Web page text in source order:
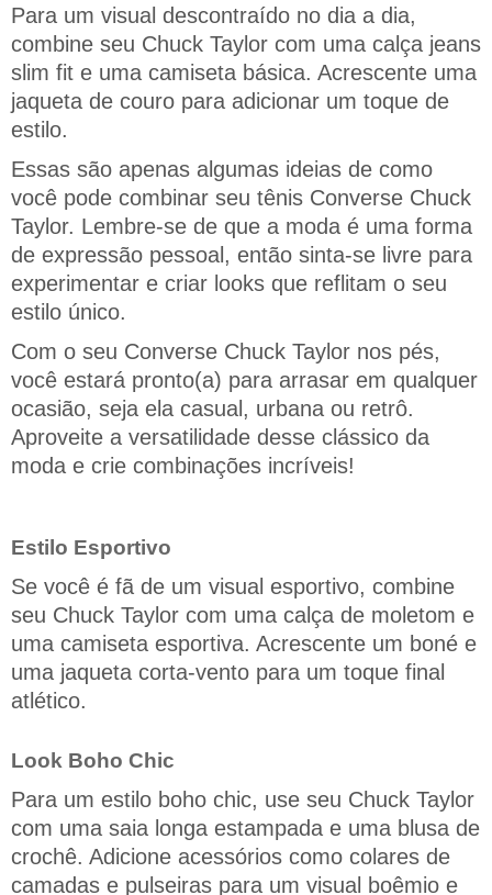
Para um visual descontraído no dia a dia,
combine seu Chuck Taylor com uma calça jeans
slim fit e uma camiseta básica. Acrescente uma
jaqueta de couro para adicionar um toque de
estilo.
Essas são apenas algumas ideias de como
você pode combinar seu tênis Converse Chuck
Taylor. Lembre-se de que a moda é uma forma
de expressão pessoal, então sinta-se livre para
experimentar e criar looks que reflitam o seu
estilo único.
Com o seu Converse Chuck Taylor nos pés,
você estará pronto(a) para arrasar em qualquer
ocasião, seja ela casual, urbana ou retrô.
Aproveite a versatilidade desse clássico da
moda e crie combinações incríveis!
Estilo Esportivo
Se você é fã de um visual esportivo, combine
seu Chuck Taylor com uma calça de moletom e
uma camiseta esportiva. Acrescente um boné e
uma jaqueta corta-vento para um toque final
atlético.
Look Boho Chic
Para um estilo boho chic, use seu Chuck Taylor
com uma saia longa estampada e uma blusa de
crochê. Adicione acessórios como colares de
camadas e pulseiras para um visual boêmio e